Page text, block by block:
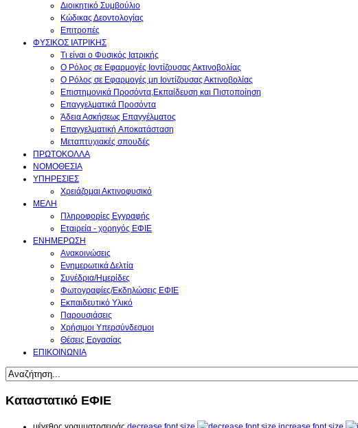
Διοικητικό Συμβούλιο
Κώδικας Δεοντολογίας
Επιτροπές
ΦΥΣΙΚΟΣ ΙΑΤΡΙΚΗΣ
Τι είναι ο Φυσικός Ιατρικής
O Ρόλος σε Εφαρμογές Ιοντίζουσας Ακτινοβολίας
O Ρόλος σε Εφαρμογές μη Ιοντίζουσας Ακτινοβολίας
Επιστημονικά Προσόντα,Εκπαίδευση και Πιστοποίηση
Επαγγελματικά Προσόντα
Άδεια Ασκήσεως Επαγγέλματος
Επαγγελματική Aποκατάσταση
Μεταπτυχιακές σπουδές
ΠΡΩΤΟΚΟΛΛΑ
ΝΟΜΟΘΕΣΙΑ
ΥΠΗΡΕΣΙΕΣ
Χρειάζομαι Ακτινοφυσικό
ΜΕΛΗ
Πληροφορίες Εγγραφής
Εταιρεία - χορηγός ΕΦΙΕ
ΕΝΗΜΕΡΩΣΗ
Ανακοινώσεις
Ενημερωτικά Δελτία
Συνέδρια/Ημερίδες
Φωτογραφίες/Εκδηλώσεις ΕΦΙΕ
Εκπαιδευτικό Υλικό
Παρουσιάσεις
Χρήσιμοι Υπερσύνδεσμοι
Θέσεις Εργασίας
ΕΠΙΚΟΙΝΩΝΙΑ
Καταστατικό ΕΦΙΕ